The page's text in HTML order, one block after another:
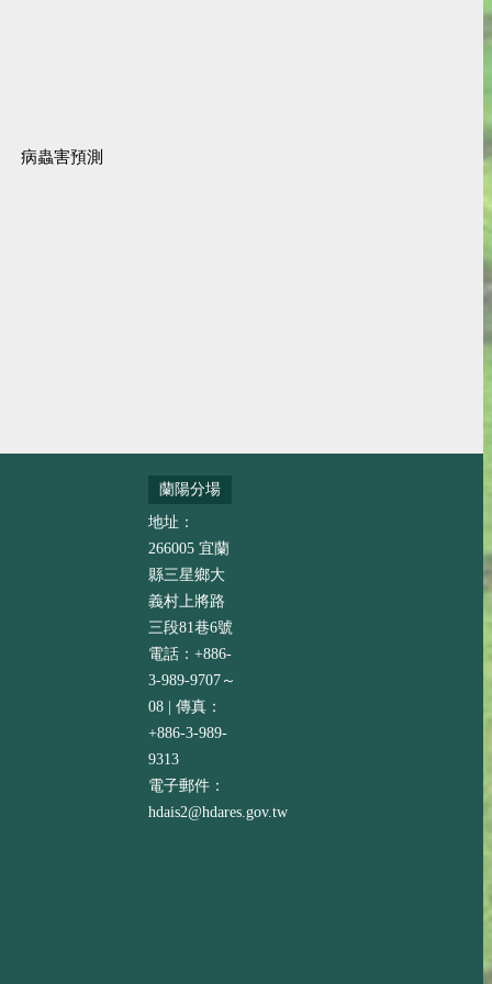
病蟲害預測
蘭陽分場
地址：
266005 宜蘭
縣三星鄉大
義村上將路
三段81巷6號
電話：+886-
3-989-9707～
08 | 傳真：
+886-3-989-
9313
電子郵件：
hdais2@hdares.gov.tw